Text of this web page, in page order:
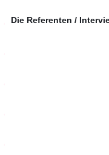
Die Referenten /